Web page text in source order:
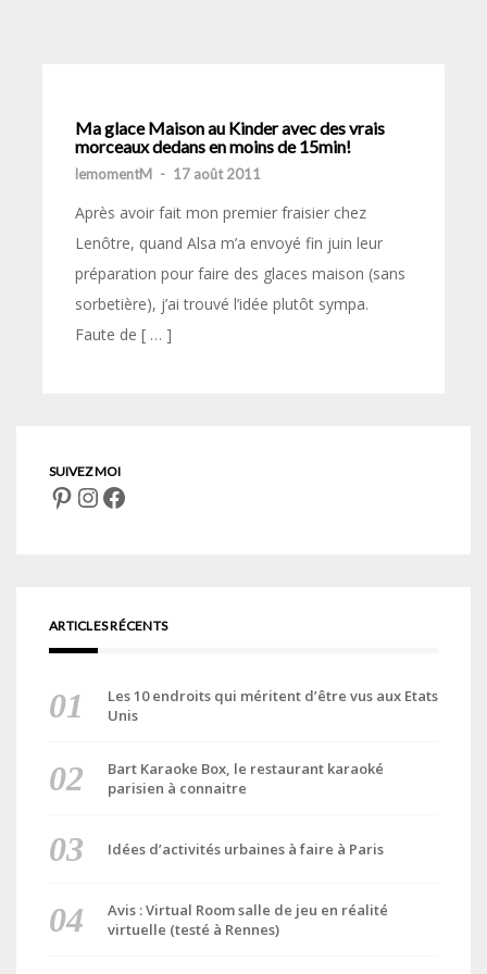
Ma glace Maison au Kinder avec des vrais
morceaux dedans en moins de 15min!
lemomentM - 17 août 2011
Après avoir fait mon premier fraisier chez
Lenôtre, quand Alsa m’a envoyé fin juin leur
préparation pour faire des glaces maison (sans
sorbetière), j’ai trouvé l’idée plutôt sympa.
Faute de [ … ]
Pinterest
Instagram
Facebook
ARTICLES RÉCENTS
Les 10 endroits qui méritent d’être vus aux Etats
Unis
Bart Karaoke Box, le restaurant karaoké
parisien à connaitre
Idées d’activités urbaines à faire à Paris
Avis : Virtual Room salle de jeu en réalité
virtuelle (testé à Rennes)